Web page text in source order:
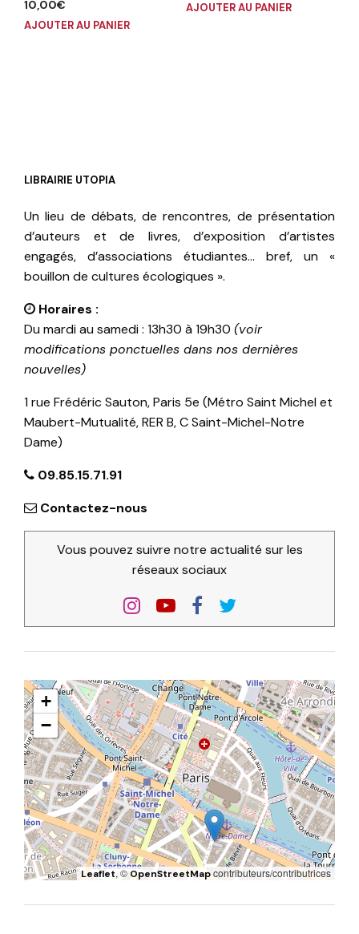
10,00€
AJOUTER AU PANIER
AJOUTER AU PANIER
LIBRAIRIE UTOPIA
Un lieu de débats, de rencontres, de présentation
d’auteurs et de livres, d’exposition d’artistes
engagés, d’associations étudiantes… bref, un «
bouillon de cultures écologiques ».
Horaires :
Du mardi au samedi : 13h30 à 19h30 (voir
modifications ponctuelles dans nos dernières
nouvelles)
1 rue Frédéric Sauton, Paris 5e (Métro Saint Michel et
Maubert-Mutualité, RER B, C Saint-Michel-Notre
Dame)
09.85.15.71.91
Contactez-nous
Vous pouvez suivre notre actualité sur les
réseaux sociaux
+
−
Leaflet, ©OpenStreetMapcontributeurs/contributrices